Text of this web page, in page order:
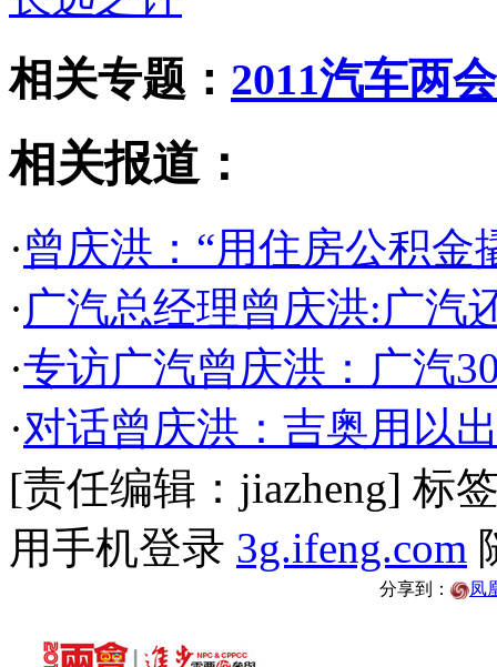
相关专题： 2011汽车两会
相关报道：
·曾庆洪：“用住房公积金
·广汽总经理曾庆洪:广汽
·专访广汽曾庆洪：广汽
·对话曾庆洪：吉奥用以
[责任编辑：jiazheng] 标
用手机登录 3g.ifeng.com
分享到： 凤